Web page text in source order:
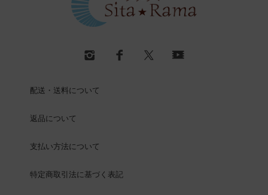
配送・送料について
返品について
支払い方法について
特定商取引法に基づく表記